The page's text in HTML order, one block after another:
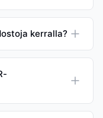
kerralla?